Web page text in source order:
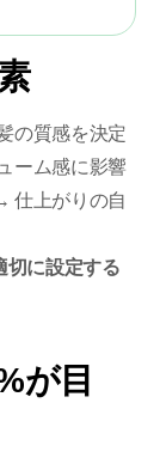
の質感を決定
ーム感に影響
仕上がりの自
切に設定する
が目